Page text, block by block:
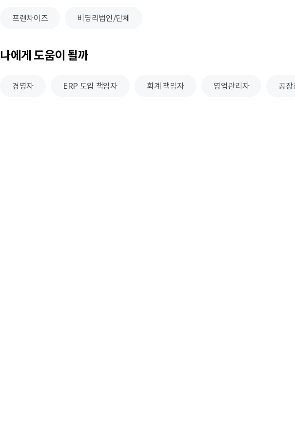
프랜차이즈 비영리법인/단체
나에게 도움이 될까
경영자 ERP 도입 책임자 회계 책임자 영업관리자 공장